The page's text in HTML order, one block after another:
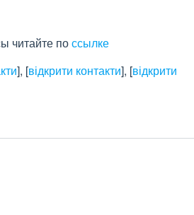
читайте поссылке
], [відкрити контакти], [відкрити